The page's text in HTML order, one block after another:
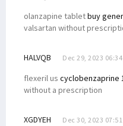
olanzapine tabletbuy
valsartan without
HALVQB Dec 29, 2023
flexeril us cyclobenzaprine
without a prescription
XGDYEH Dec 30, 2023